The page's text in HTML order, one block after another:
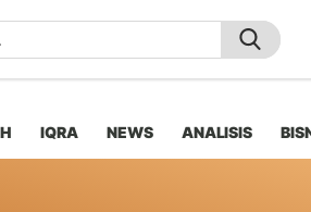
IQRA NEWS ANALISIS